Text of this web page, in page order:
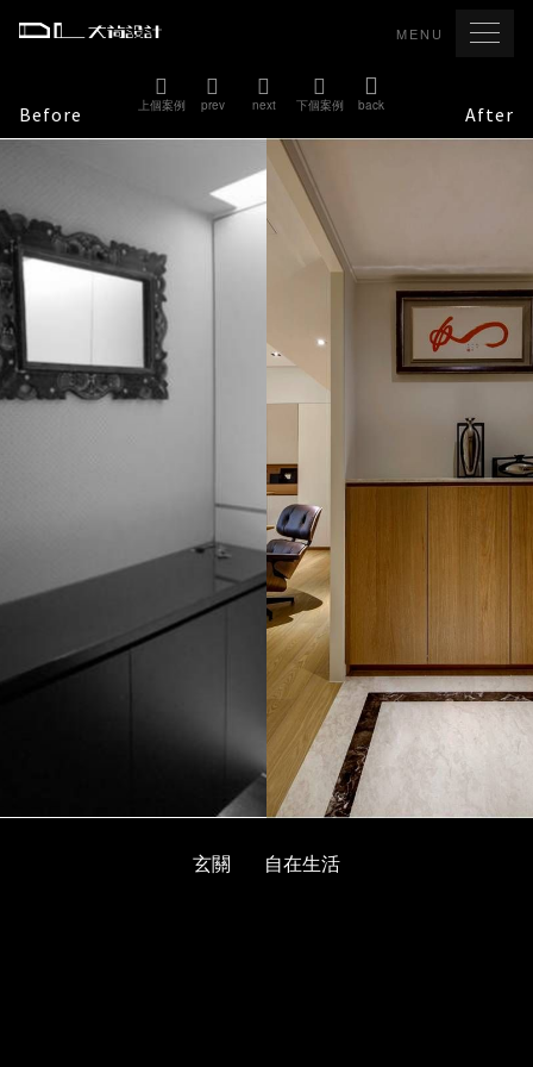
MENU
上個案例 prev next 下個案例 back
Before After
玄關 自在生活